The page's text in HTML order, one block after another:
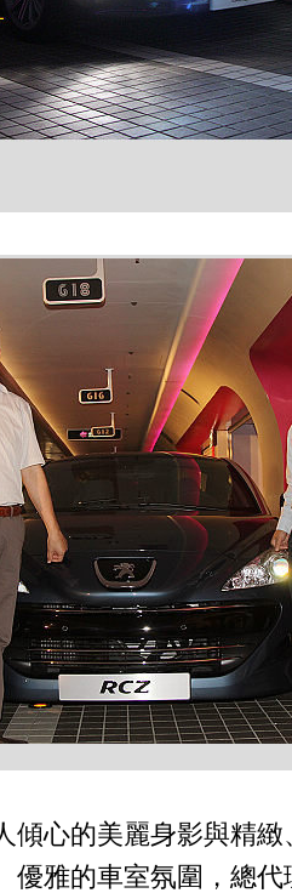
傾心的美麗身影與精
優雅的車室氛圍，總